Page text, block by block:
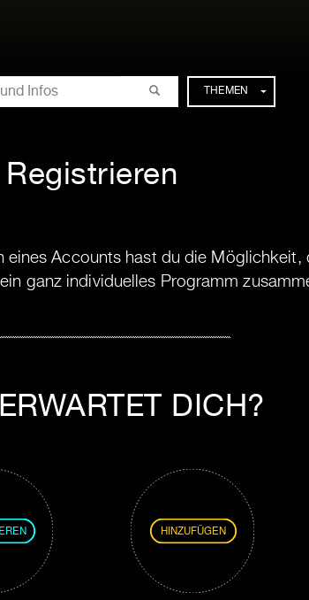
THEMEN
Registrieren
eines Accounts hast du die
ganz individuelles Programm
DICH?